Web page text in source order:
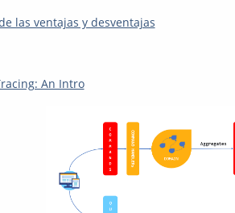
las ventajas y desventajas
An Intro